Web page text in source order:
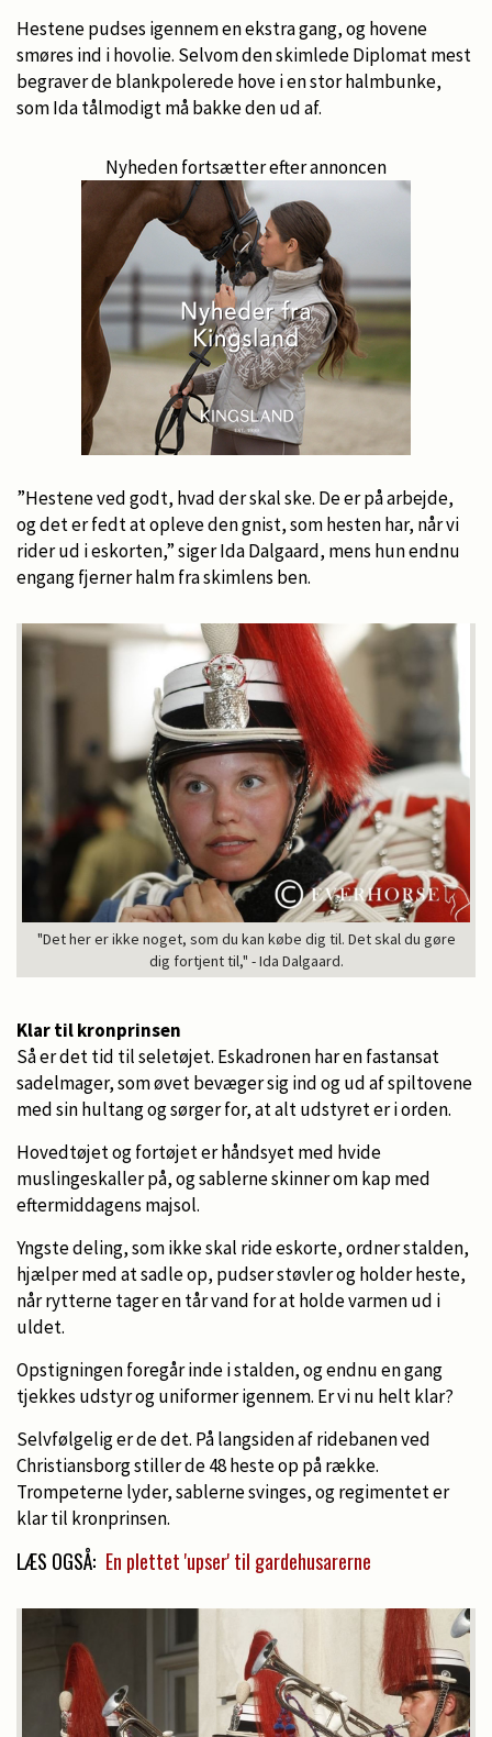
Hestene pudses igennem en ekstra gang, og hovene
smøres ind i hovolie. Selvom den skimlede Diplomat mest
begraver de blankpolerede hove i en stor halmbunke,
som Ida tålmodigt må bakke den ud af.
Nyheden fortsætter efter annoncen
”Hestene ved godt, hvad der skal ske. De er på arbejde,
og det er fedt at opleve den gnist, som hesten har, når vi
rider ud i eskorten,” siger Ida Dalgaard, mens hun endnu
engang fjerner halm fra skimlens ben.
"Det her er ikke noget, som du kan købe dig til. Det skal du gøre
dig fortjent til," - Ida Dalgaard.
Klar til kronprinsen
Så er det tid til seletøjet. Eskadronen har en fastansat
sadelmager, som øvet bevæger sig ind og ud af spiltovene
med sin hultang og sørger for, at alt udstyret er i orden.
Hovedtøjet og fortøjet er håndsyet med hvide
muslingeskaller på, og sablerne skinner om kap med
eftermiddagens majsol.
Yngste deling, som ikke skal ride eskorte, ordner stalden,
hjælper med at sadle op, pudser støvler og holder heste,
når rytterne tager en tår vand for at holde varmen ud i
uldet.
Opstigningen foregår inde i stalden, og endnu en gang
tjekkes udstyr og uniformer igennem. Er vi nu helt klar?
Selvfølgelig er de det. På langsiden af ridebanen ved
Christiansborg stiller de 48 heste op på række.
Trompeterne lyder, sablerne svinges, og regimentet er
klar til kronprinsen.
LÆS OGSÅ: En plettet 'upser' til gardehusarerne